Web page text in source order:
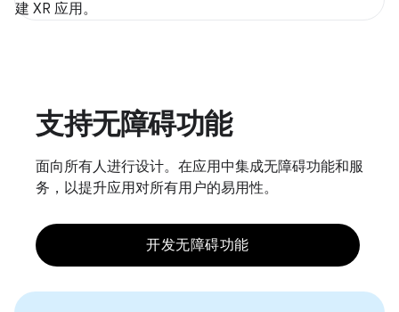
建 XR 应用。
支持无障碍功能
面向所有人进行设计。在应用中集成无障碍功能和服
务，以提升应用对所有用户的易用性。
开发无障碍功能